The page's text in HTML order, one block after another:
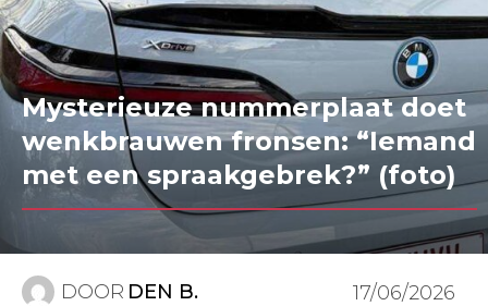
Mysterieuze nummerplaat doet
wenkbrauwen fronsen: “Iemand
met een spraakgebrek?” (foto)
DOOR DEN B. 17/06/2026